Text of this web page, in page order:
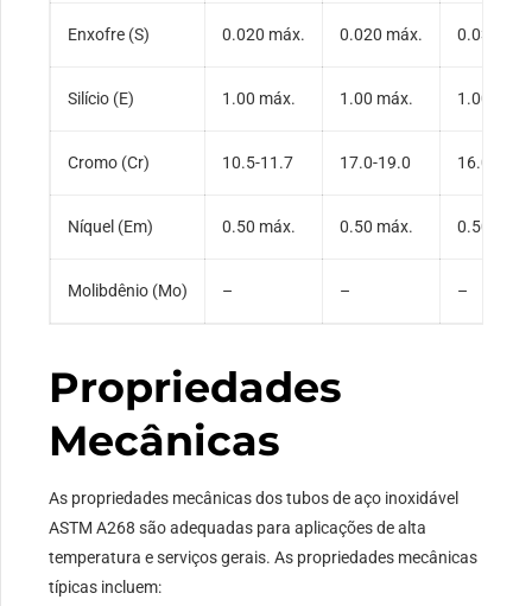
Enxofre (S) 0.020 máx. 0.020 máx. 0.030
Silício (E) 1.00 máx. 1.00 máx. 1.00 máx.
Cromo (Cr) 10.5-11.7 17.0-19.0 16.0-18.0
Níquel (Em) 0.50 máx. 0.50 máx. 0.50 máx.
Molibdênio (Mo) – – –
Propriedades
Mecânicas
As propriedades mecânicas dos tubos de aço inoxidável
ASTM A268 são adequadas para aplicações de alta
temperatura e serviços gerais. As propriedades mecânicas
típicas incluem: